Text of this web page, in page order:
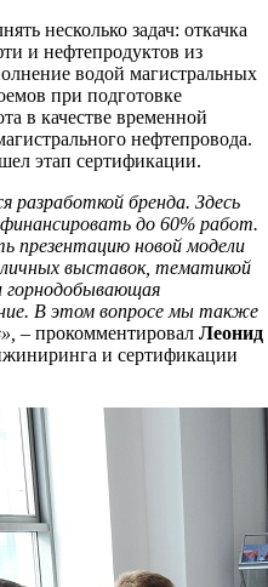
несколько задач: откачка
и нефтепродуктов из
водой магистральных
при подготовке
в качестве временной
нефтепровода.
этап сертификации.
бренда. Здесь
до 60% работ.
презентацию новой модели
выставок, тематикой
горнодобывающая
В этом вопросе мы также
– прокомментировал Леонид
и сертификации